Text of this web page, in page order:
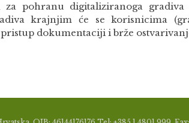
pohranu digitaliziranoga
krajnjim će se korisnicima
dokumentaciji i brže